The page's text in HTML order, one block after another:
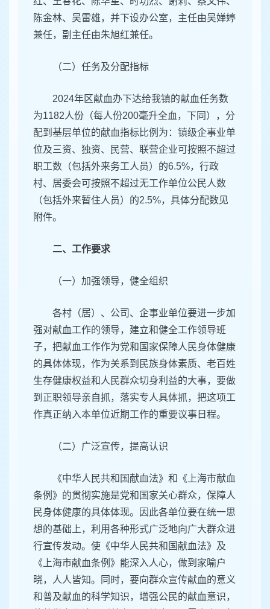
陈金林、吴雷雄，并下设办公室，主任由吴婵婷
兼任，副主任由朱旭红兼任。
（二）任务及分配指标
2024年区献血办下达给我镇的献血任务数
为1182人份（每人份200毫升全血，下同），分
配到基层单位的献血指标比例为：镇级企事业单
位及三资、独资、民营、联营企业可按照不超过
职工数（包括外来务工人员）的6.5%，行政
村、居委会可按照不超过无工作单位公民人数
（包括外来暂住人员）的2.5%，具体分配数见
附件。
二、工作要求
（一）加强领导，健全组织
各村（居）、公司、企事业单位要进一步加
强对献血工作的领导，建立和健全工作领导班
子，把献血工作作为党和国家保障人民身体健康
的具体体现，作为关系到民族身体素质、老百姓
生存健康权益和人民群众切身利益的大事，要做
到正职领导亲自抓，落实专人具体抓，把这项工
作真正纳入本单位近期工作的重要议事日程。
（二）广泛宣传，提高认识
《中华人民共和国献血法》和《上海市献血
条例》的贯彻实施是党和国家关心群众，保障人
民身体健康的具体体现。因此各单位要在统一思
想的基础上，利用各种形式广泛地向广大群众进
行宣传发动。使《中华人民共和国献血法》及
《上海市献血条例》能深入人心，做到家喻户
晓，人人皆知。同时，要向群众宣传献血的意义
和普及献血的科学知识，增强公民的献血意识，